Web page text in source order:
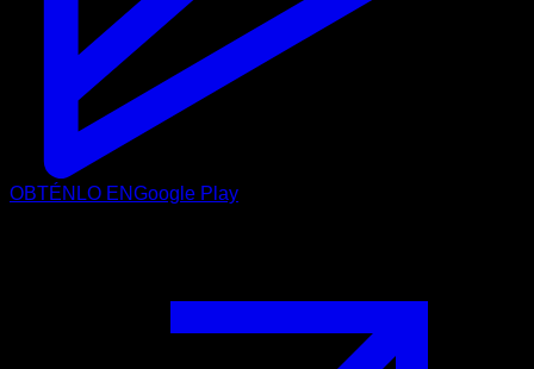
OBTÉNLO ENGoogle Play